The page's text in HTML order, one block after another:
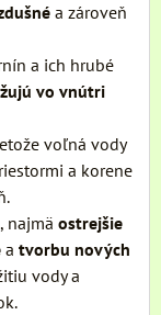
a zároveň
a ich hrubé
vo vnútri
voľná vody
a korene
najmä ostrejšie
a tvorbu nových
vody a